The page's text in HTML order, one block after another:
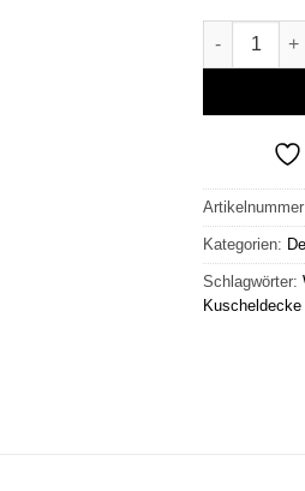
Wollplaid
Kategorien:
Schlagwörter:
Kuscheldecke